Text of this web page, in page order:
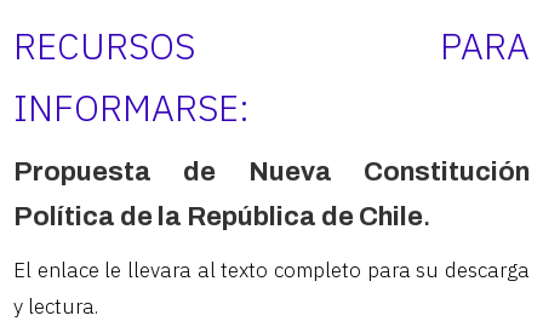
RECURSOS PARA
INFORMARSE:
Propuesta de Nueva Constitución
Política de la República de Chile.
El enlace le llevara al texto completo para su descarga
y lectura.